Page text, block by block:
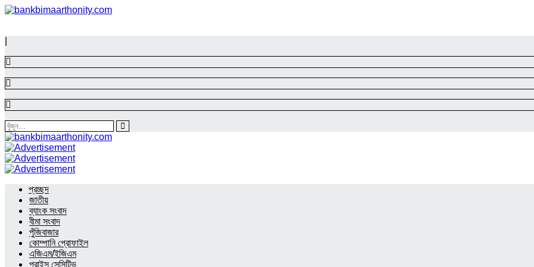
প্রচ্ছদ
জাতীয়
ব্যাংক সংবাদ
বীমা সংবাদ
পুঁজিবাজার
কোম্পানি প্রোফাইল
এজিএম/ইজিএম
প্রাইস সেন্সিটিভ